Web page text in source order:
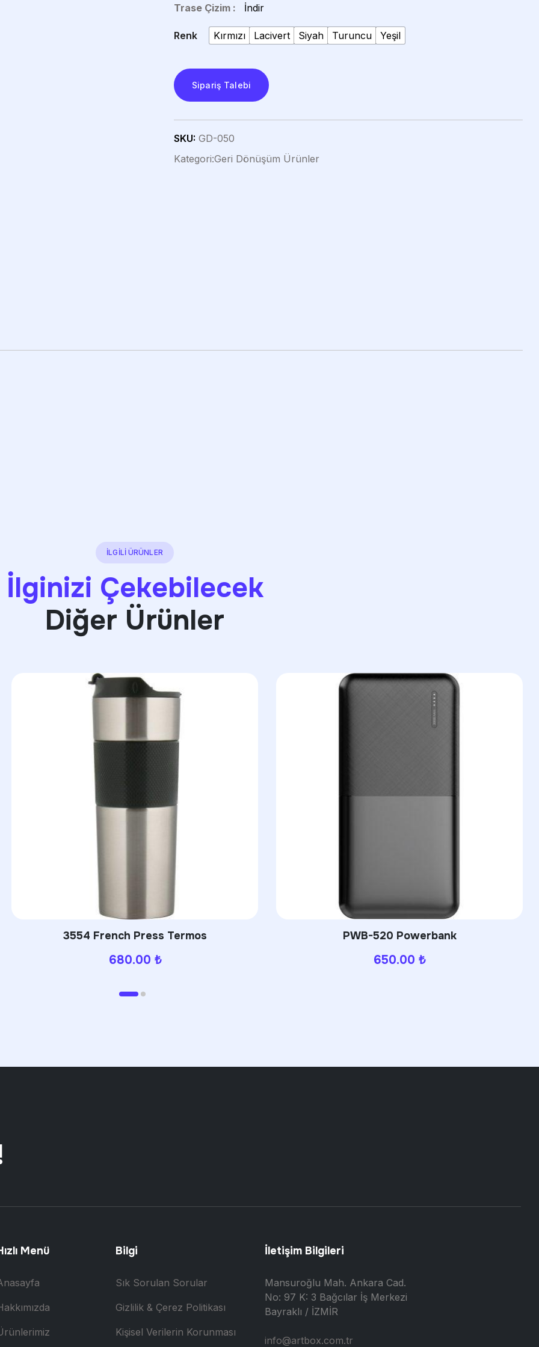
Trase Çizim :
İndir
Renk Kırmızı Lacivert Siyah Turuncu Yeşil
Sipariş Talebi
SKU: GD-050
Kategori:Geri Dönüşüm Ürünler
İLGİLİ ÜRÜNLER
İlginizi Çekebilecek
Diğer Ürünler
PWB-310 Powerbank
Menü Bilgi
Sık Sorulan Sorular
Gizlilik & Çerez Politikası
Kişisel Verilerin Korunması
İletişim Bilgileri
Mansuroğlu Mah. Ankara Cad.
No: 97 K: 3 Bağcılar İş Merkezi
Bayraklı / İZMİR
info@artbox.com.tr